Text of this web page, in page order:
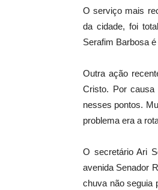
O serviço mais
da cidade, foi
Serafim Barbosa
Outra ação
Cristo. Por causa
nesses pontos.
problema era a
O secretário Ari
avenida Senador
chuva não seguia